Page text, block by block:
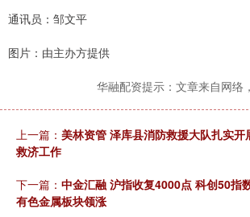
通讯员：邹文平
图片：由主办方提供
华融配资提示：文章来自网络
上一篇： 美林资管 泽库县消防救援大队扎实开
救济工作
下一篇： 中金汇融 沪指收复4000点 科创50指
有色金属板块领涨